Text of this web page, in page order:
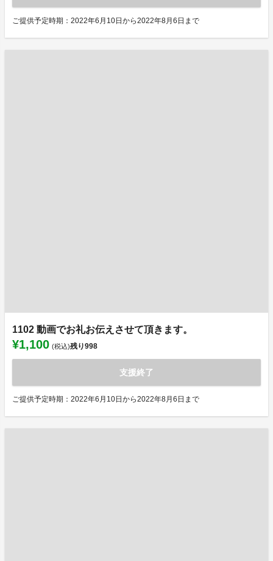
ご提供予定時期：2022年6月10日から2022年8月6日まで
1102 動画でお礼お伝えさせて頂きます。
¥1,100 (税込)残り998
支援終了
ご提供予定時期：2022年6月10日から2022年8月6日まで